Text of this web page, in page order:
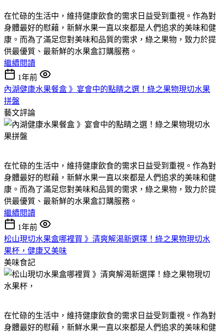
在忙碌的生活中，維持健康飲食的需求日益受到重視。作為對
身體最好的慰藉，新鮮水果一直以來都是人們追求的美味和健
康。而為了滿足您對美味和品質的需求，綠之果物，致力於提
供最優質、最新鮮的水果盒訂購服務。
繼續閱讀
1年前
內湖健康水果餐盒 》宴會中的點睛之選！綠之果物現切水果
拼盤
藝文評論
在忙碌的生活中，維持健康飲食的需求日益受到重視。作為對
身體最好的慰藉，新鮮水果一直以來都是人們追求的美味和健
康。而為了滿足您對美味和品質的需求，綠之果物，致力於提
供最優質、最新鮮的水果盒訂購服務。
繼續閱讀
1年前
松山現切水果盒哪裡買 》清爽解渴新選擇！綠之果物現切水
果杯，健康又美味
美味食記
在忙碌的生活中，維持健康飲食的需求日益受到重視。作為對
身體最好的慰藉，新鮮水果一直以來都是人們追求的美味和健